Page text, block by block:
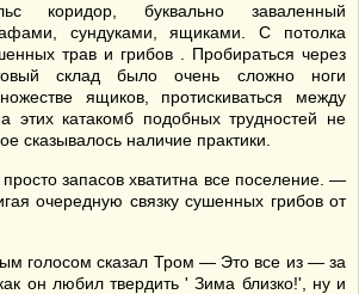
коридор, буквально заваленный
сундуками, ящиками. С потолка
трав и грибов . Пробираться через
склад было очень сложно ноги
ящиков, протискиваться между
этих катакомб подобных трудностей не
сказывалось наличие практики.
запасов хватитна все поселение. —
очередную связку сушенных грибов от
голосом сказал Тром — Это все из — за
он любил твердить ' Зима близко!', ну и